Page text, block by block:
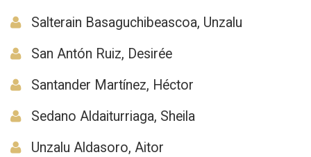
Salterain Basaguchibeascoa, Unzalu
San Antón Ruiz, Desirée
Santander Martínez, Héctor
Sedano Aldaiturriaga, Sheila
Unzalu Aldasoro, Aitor